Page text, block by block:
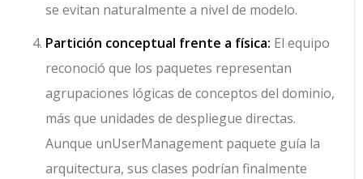
se evitan naturalmente a nivel de modelo.
Partición conceptual frente a física: El equipo
reconoció que los paquetes representan
agrupaciones lógicas de conceptos del dominio,
más que unidades de despliegue directas.
Aunque unUserManagement paquete guía la
arquitectura, sus clases podrían finalmente